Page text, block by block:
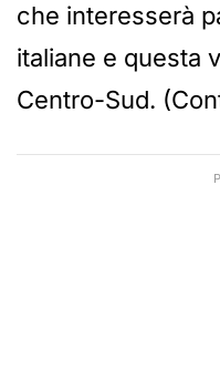
che interesserà
italiane e questa
Centro-Sud.